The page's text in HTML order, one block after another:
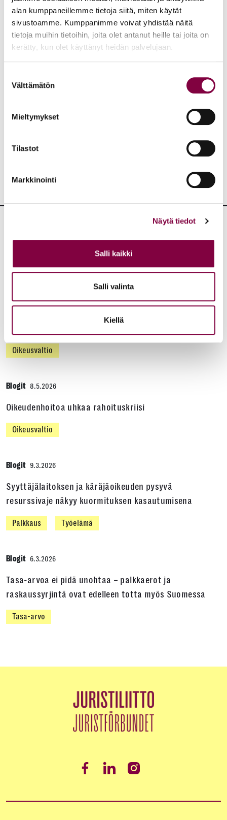
alan kumppaneillemme tietoja siitä, miten käytät
sivustoamme. Kumppanimme voivat yhdistää näitä
tietoja muihin tietoihin, joita olet antanut heille tai joita on
kerätty, kun olet käyttänyt heidän palvelujaan.
valinta
Välttämätön
Mieltymykset
Tilastot
Markkinointi
Näytä tiedot
Salli kaikki
Salli valinta
Kiellä
työaikalaki toimia esimerkkinä siitä, että ylempiin
toimihenkilöihin luotetaan ja heidän kaikki työtehtäviin
käyttämänsä aika luetaan kokonaistyöaikaan?
Lisää artikkeleita
Oikeusvaltio
Blogit 8.5.2026
Oikeudenhoitoa uhkaa rahoituskriisi
Oikeusvaltio
Blogit 9.3.2026
Syyttäjälaitoksen ja käräjäoikeuden pysyvä
resurssivaje näkyy kuormituksen kasautumisena
Palkkaus Työelämä
Blogit 6.3.2026
Tasa-arvoa ei pidä unohtaa – palkkaerot ja
raskaussyrjintä ovat edelleen totta myös Suomessa
Tasa-arvo